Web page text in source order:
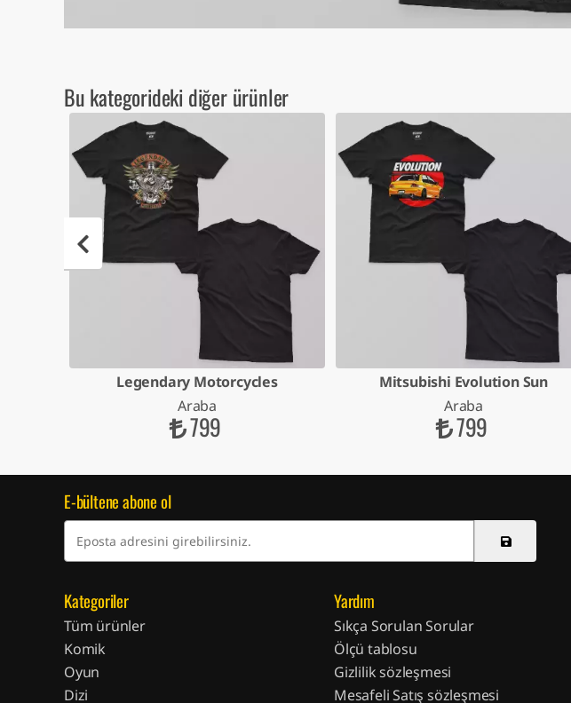
Bu kategorideki diğer ürünler
Legendary Motorcycles
Araba
799
Mitsubishi Evolution Sun
Araba
799
E-bültene abone ol
Kategoriler
Tüm ürünler
Komik
Oyun
Dizi
Yardım
Sıkça Sorulan Sorular
Ölçü tablosu
Gizlilik sözleşmesi
Mesafeli Satış sözleşmesi